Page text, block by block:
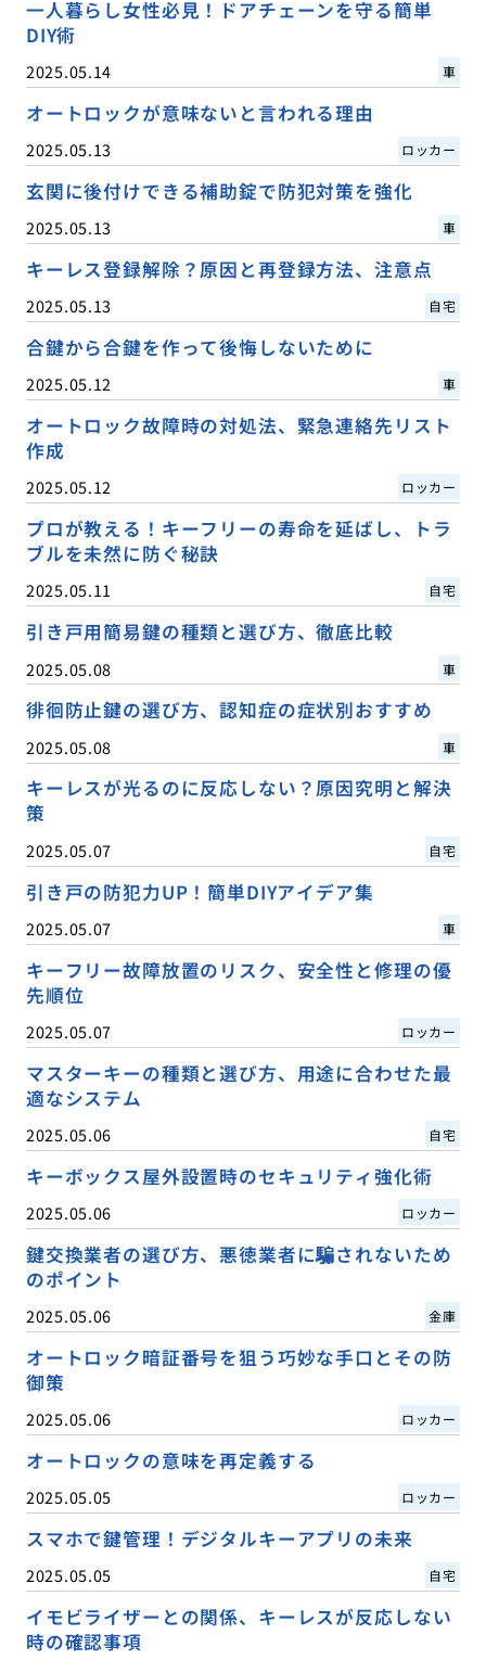
一人暮らし女性必見！ドアチェーンを守る簡単
DIY術
2025.05.14 車
オートロックが意味ないと言われる理由
2025.05.13 ロッカー
玄関に後付けできる補助錠で防犯対策を強化
2025.05.13 車
キーレス登録解除？原因と再登録方法、注意点
2025.05.13 自宅
合鍵から合鍵を作って後悔しないために
2025.05.12 車
オートロック故障時の対処法、緊急連絡先リスト
作成
2025.05.12 ロッカー
プロが教える！キーフリーの寿命を延ばし、トラ
ブルを未然に防ぐ秘訣
2025.05.11 自宅
引き戸用簡易鍵の種類と選び方、徹底比較
2025.05.08 車
徘徊防止鍵の選び方、認知症の症状別おすすめ
2025.05.08 車
キーレスが光るのに反応しない？原因究明と解決
策
2025.05.07 自宅
引き戸の防犯力UP！簡単DIYアイデア集
2025.05.07 車
キーフリー故障放置のリスク、安全性と修理の優
先順位
2025.05.07 ロッカー
マスターキーの種類と選び方、用途に合わせた最
適なシステム
2025.05.06 自宅
キーボックス屋外設置時のセキュリティ強化術
2025.05.06 ロッカー
鍵交換業者の選び方、悪徳業者に騙されないため
のポイント
2025.05.06 金庫
オートロック暗証番号を狙う巧妙な手口とその防
御策
2025.05.06 ロッカー
オートロックの意味を再定義する
2025.05.05 ロッカー
スマホで鍵管理！デジタルキーアプリの未来
2025.05.05 自宅
イモビライザーとの関係、キーレスが反応しない
時の確認事項